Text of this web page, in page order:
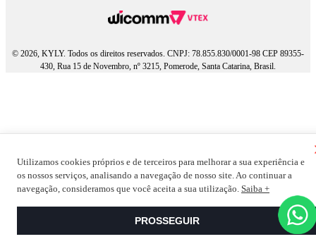
Utilizamos cookies próprios e de terceiros para melhorar a sua experiência e
os nossos serviços, analisando a navegação de nosso site. Ao continuar a
navegação, consideramos que você aceita a sua utilização. Saiba +
PROSSEGUIR
© 2026, KYLY. Todos os direitos reservados. CNPJ: 78.855.830/0001-98 CEP 89355-
430, Rua 15 de Novembro, nº 3215, Pomerode, Santa Catarina, Brasil.